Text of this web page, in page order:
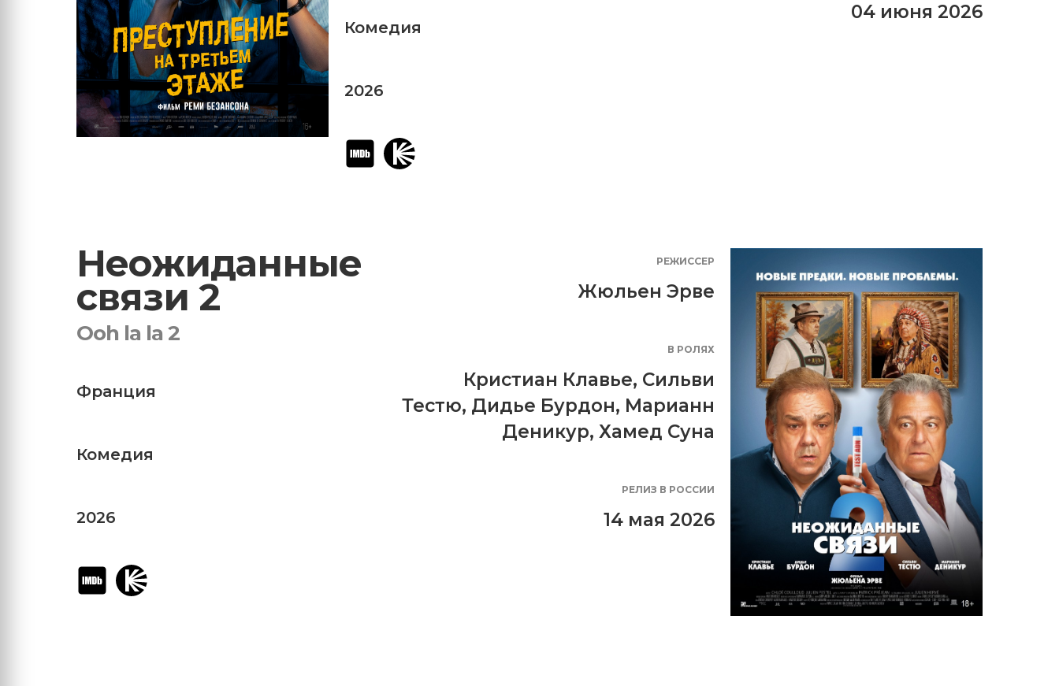
Комедия
2026
04 июня 2026
Неожиданные
связи 2
Ooh la la 2
Франция
Комедия
2026
РЕЖИССЕР
Жюльен Эрве
В РОЛЯХ
Кристиан Клавье, Сильви
Тестю, Дидье Бурдон, Марианн
Деникур, Хамед Суна
РЕЛИЗ В РОССИИ
14 мая 2026